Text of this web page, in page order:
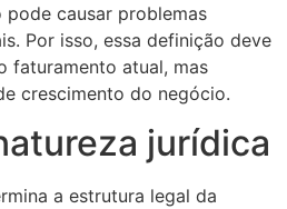
causar problemas
Por isso, essa definição deve
faturamento atual, mas
crescimento do negócio.
jurídica
a estrutura legal da